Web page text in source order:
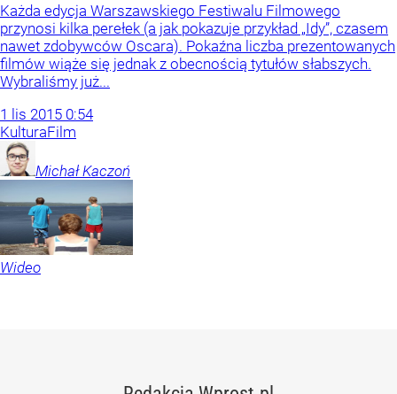
Każda edycja Warszawskiego Festiwalu Filmowego
przynosi kilka perełek (a jak pokazuje przykład „Idy”, czasem
nawet zdobywców Oscara). Pokaźna liczba prezentowanych
filmów wiąże się jednak z obecnością tytułów słabszych.
Wybraliśmy już...
1 lis 2015 0:54
KulturaFilm
Michał Kaczoń
Wideo